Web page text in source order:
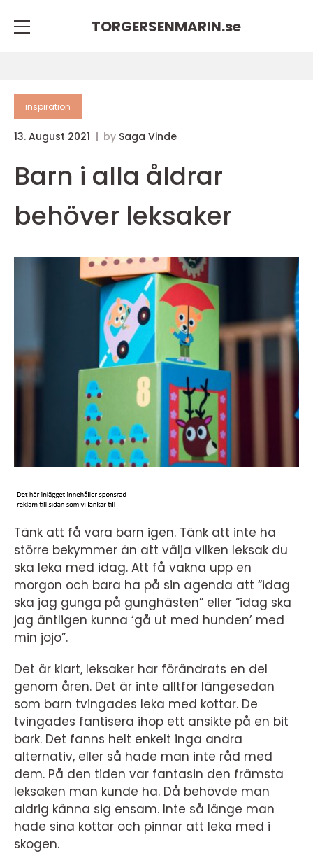
TORGERSENMARIN.se
inspiration
13. August 2021 by Saga Vinde
Barn i alla åldrar
behöver leksaker
Tänk att få vara barn igen. Tänk att inte ha
större bekymmer än att välja vilken leksak du
ska leka med idag. Att få vakna upp en
morgon och bara ha på sin agenda att “idag
ska jag gunga på gunghästen” eller “idag ska
jag äntligen kunna ‘gå ut med hunden’ med
min jojo”.
Det är klart, leksaker har förändrats en del
genom åren. Det är inte alltför längesedan
som barn tvingades leka med kottar. De
tvingades fantisera ihop ett ansikte på en bit
bark. Det fanns helt enkelt inga andra
alternativ, eller så hade man inte råd med
dem. På den tiden var fantasin den främsta
leksaken man kunde ha. Då behövde man
aldrig känna sig ensam. Inte så länge man
hade sina kottar och pinnar att leka med i
skogen.